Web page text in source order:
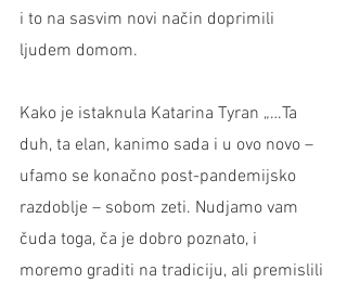
i to na sasvim novi način doprimili
ljudem domom.
Kako je istaknula Katarina Tyran „…Ta
duh, ta elan, kanimo sada i u ovo novo –
ufamo se konačno post-pandemijsko
razdoblje – sobom zeti. Nudjamo vam
čuda toga, ča je dobro poznato, i
moremo graditi na tradiciju, ali premislili